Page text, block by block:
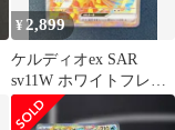
¥ 2,899
ケルディオex SAR
sv11W ホワイトフレア
169/086